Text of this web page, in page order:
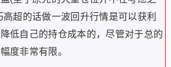
超的话做一波回升行情是可以获利
低自己的持仓成本的，尽管对于总的
度非常有限。